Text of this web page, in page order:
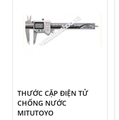
THƯỚC CẶP ĐIỆN TỬ
CHỐNG NƯỚC
MITUTOYO